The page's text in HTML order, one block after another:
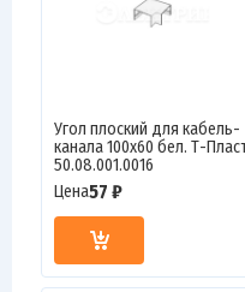
Угол плоский для кабель-
канала 100х60 бел. Т-
50.08.001.0016
Цена57 ₽